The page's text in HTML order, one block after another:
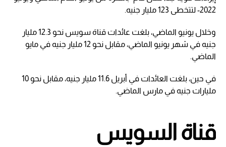
2022- لتتخطى 123 مليار جنيه.
وخلال يونيو الماضي، بلغت عائدات قناة سويس نحو 12.3 مليار
جنيه في شهر يونيو الماضي، مقابل نحو 12 مليار جنيه في مايو
الماضي.
في حين، بلغت العائدات في أبريل 11.6 مليار جنيه، مقابل نحو 10
مليارات جنيه في مارس الماضي.
قناة السويس